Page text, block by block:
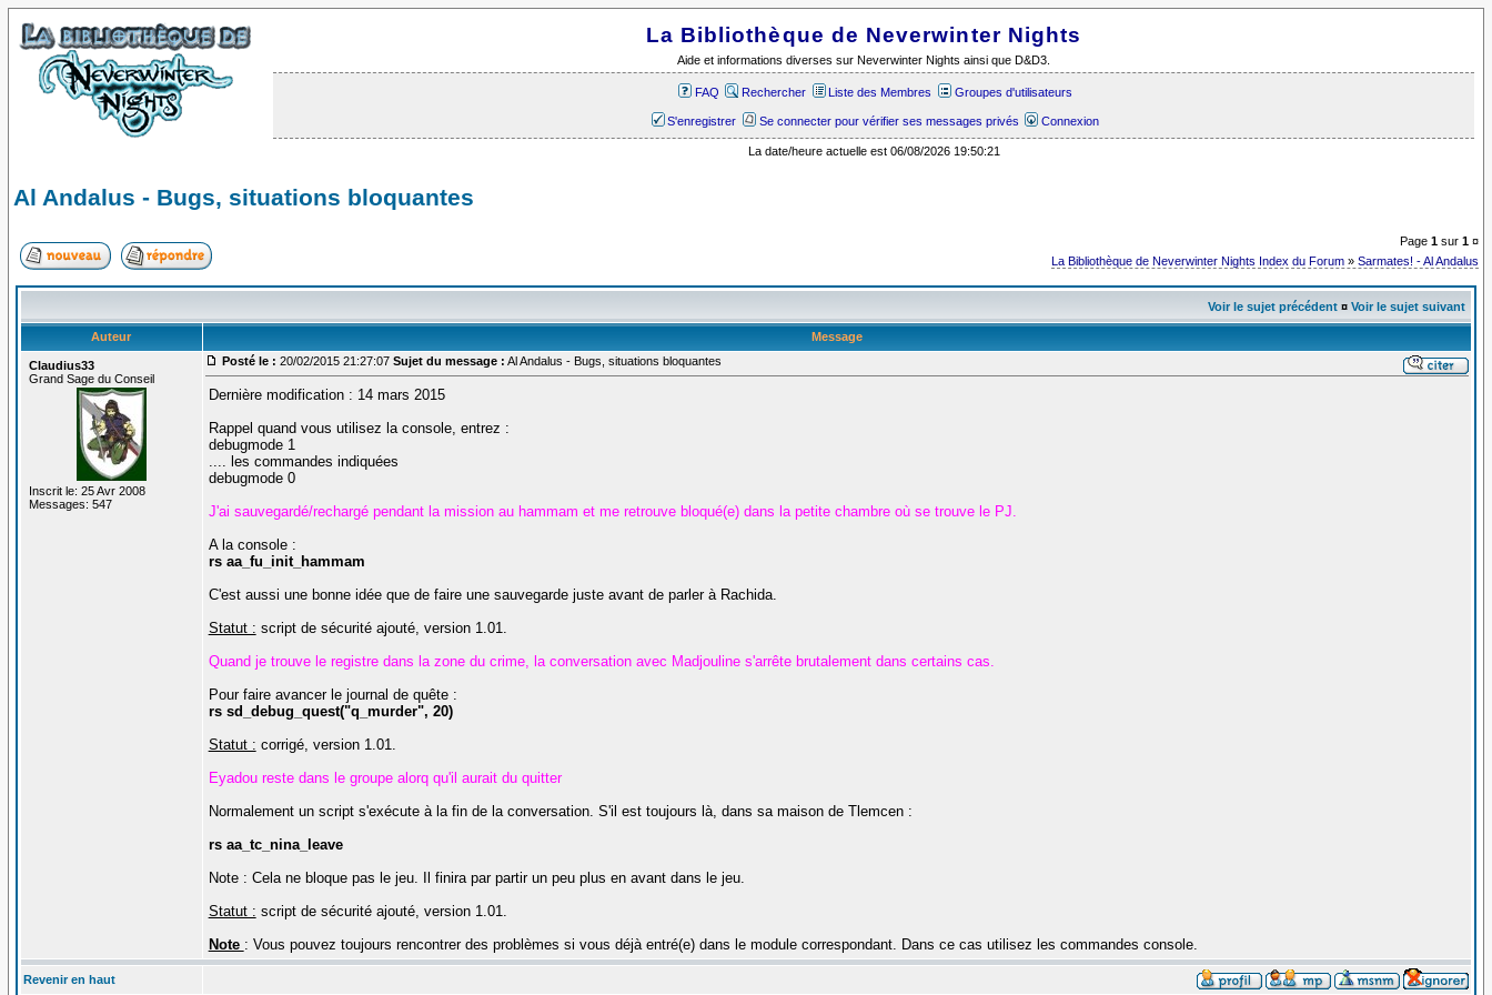
La Bibliothèque de Neverwinter Nights
Aide et informations diverses sur Neverwinter Nights ainsi que D&D3.
FAQ Rechercher Liste des Membres Groupes d'utilisateurs
S'enregistrer Se connecter pour vérifier ses messages privés Connexion
La date/heure actuelle est 06/08/2026 19:50:21
Al Andalus - Bugs, situations bloquantes
Page1 sur1 ¤
La Bibliothèque de Neverwinter Nights Index du Forum »Sarmates! - Al Andalus
Voir le sujet précédent¤ Voir le sujet suivant
Auteur Message
Claudius33
Grand Sage du Conseil
Inscrit le: 25 Avr 2008
Messages: 547
Posté le : 20/02/2015 21:27:07 Sujet du message : Al Andalus - Bugs, situations bloquantes
Dernière modification : 14 mars 2015
Rappel quand vous utilisez la console, entrez :
debugmode 1
.... les commandes indiquées
debugmode 0
J'ai sauvegardé/rechargé pendant la mission au hammam et me retrouve bloqué(e) dans la petite chambre où se trouve le PJ.
A la console :
rs aa_fu_init_hammam
C'est aussi une bonne idée que de faire une sauvegarde juste avant de parler à Rachida.
Statut : script de sécurité ajouté, version 1.01.
Quand je trouve le registre dans la zone du crime, la conversation avec Madjouline s'arrête brutalement dans certains cas.
Pour faire avancer le journal de quête :
rs sd_debug_quest("q_murder", 20)
Statut : corrigé, version 1.01.
Eyadou reste dans le groupe alorq qu'il aurait du quitter
Normalement un script s'exécute à la fin de la conversation. S'il est toujours là, dans sa maison de Tlemcen :
rs aa_tc_nina_leave
Note : Cela ne bloque pas le jeu. Il finira par partir un peu plus en avant dans le jeu.
Statut : script de sécurité ajouté, version 1.01.
Note : Vous pouvez toujours rencontrer des problèmes si vous déjà entré(e) dans le module correspondant. Dans ce cas utilisez les commandes console.
Revenir en haut